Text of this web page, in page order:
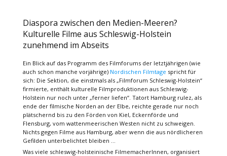
Diaspora zwischen den Medien-Meeren?
Kulturelle Filme aus Schleswig-Holstein
zunehmend im Abseits
Ein Blick auf das Programm des Filmforums der letztjährigen (wie
auch schon manche vorjährige) Nordischen Filmtage spricht für
sich: Die Sektion, die einstmals als „Filmforum Schleswig-Holstein“
firmierte, enthält kulturelle Filmproduktionen aus Schleswig-
Holstein nur noch unter „ferner liefen“. Tatort Hamburg rulez, als
ende der filmische Norden an der Elbe, reichte gerade nur noch
plätschernd bis zu den Förden von Kiel, Eckernförde und
Flensburg, vom wattenmeerischen Westen nicht zu schweigen.
Nichts gegen Filme aus Hamburg, aber wenn die aus nördlicheren
Gefilden unterbelichtet bleiben …
Was viele schleswig-holsteinische FilmemacherInnen, organisiert